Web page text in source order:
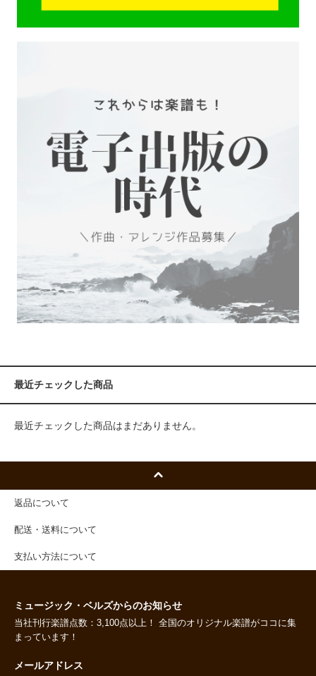
最近チェックした商品
最近チェックした商品はまだありません。
返品について
配送・送料について
支払い方法について
ミュージック・ベルズからのお知らせ
当社刊行楽譜点数：3,100点以上！ 全国のオリジナル楽譜がココに集
まっています！
メールアドレス